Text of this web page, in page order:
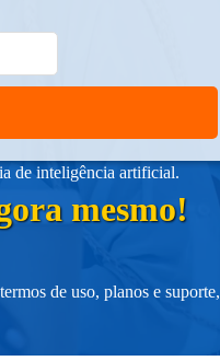
de inteligência artificial.
mesmo!
de uso, planos e suporte,